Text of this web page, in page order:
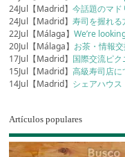
24Jul【Madrid】今話題のマ
24Jul【Madrid】寿司を握れる
22Jul【Málaga】We’re
20Jul【Málaga】 お茶・情報
17Jul【Madrid】 国際交流ピ
15Jul【Madrid】高級寿司店
14Jul【Madrid】 シェアハウ
Artículos populares